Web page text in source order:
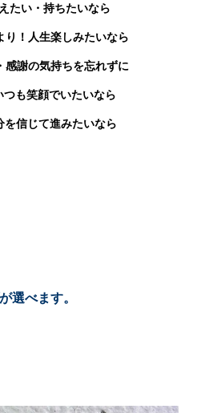
たい・持ちたいなら
！人生楽しみたいなら
謝の気持ちを忘れずに
も笑顔でいたいなら
信じて進みたいなら
選べます。